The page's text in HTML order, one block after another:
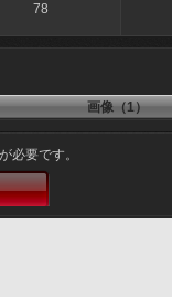
78
画像（1）
必要です。